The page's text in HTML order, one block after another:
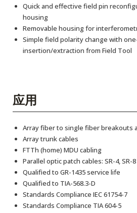
Quick and effective field pin
housing
Removable housing for
Simple field polarity change with
insertion/extraction from Field Tool
应用
Array fiber to single fiber breakouts
Array trunk cables
FTTh (home) MDU cabling
Parallel optic patch cables: SR-4, SR-
Qualified to GR-1435 service life
Qualified to TIA-568.3-D
Standards Compliance IEC 61754-7
Standards Compliance TIA 604-5